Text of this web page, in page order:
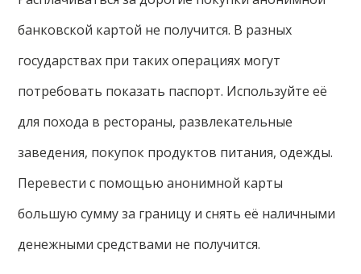
банковской картой не получится. В разных
государствах при таких операциях могут
потребовать показать паспорт. Используйте её
для похода в рестораны, развлекательные
заведения, покупок продуктов питания, одежды.
Перевести с помощью анонимной карты
большую сумму за границу и снять её наличными
денежными средствами не получится.